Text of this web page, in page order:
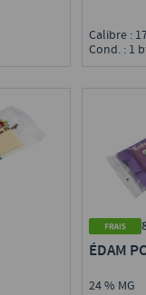
Calibre :
Cond. : 1
ÉDAM
24 % MG